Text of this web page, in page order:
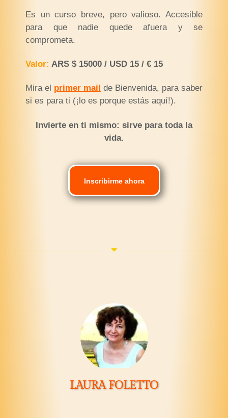
Es un curso breve, pero valioso. Accesible
para que nadie quede afuera y se
comprometa.
Valor: ARS $ 15000 / USD 15 / € 15
Mira el primer mail de Bienvenida, para saber
si es para ti (¡lo es porque estás aquí!).
Invierte en ti mismo: sirve para toda la
vida.
Inscribirme ahora
LAURA FOLETTO